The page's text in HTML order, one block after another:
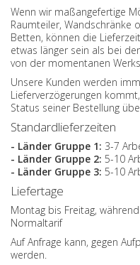
Wenn wir maßangefertige
Raumteiler, Wandschränke
Betten, können die
etwas länger sein als bei
von der momentanen
Unsere Kunden werden
Lieferverzögerungen
Status seiner Bestellung
Standardlieferzeiten
- Länder Gruppe 1: 3-7
- Länder Gruppe 2: 5-10
- Länder Gruppe 3: 5-10
Liefertage
Montag bis Freitag,
Normaltarif
Auf Anfrage kann, gegen
werden.